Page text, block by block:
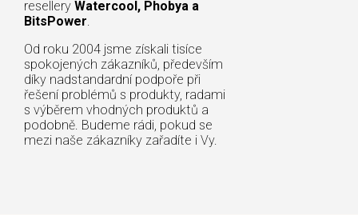
resellery Watercool, Phobya a
BitsPower.
Od roku 2004 jsme získali tisíce
spokojených zákazníků, především
díky nadstandardní podpoře při
řešení problémů s produkty, radami
s výběrem vhodných produktů a
podobně. Budeme rádi, pokud se
mezi naše zákazníky zařadíte i Vy.